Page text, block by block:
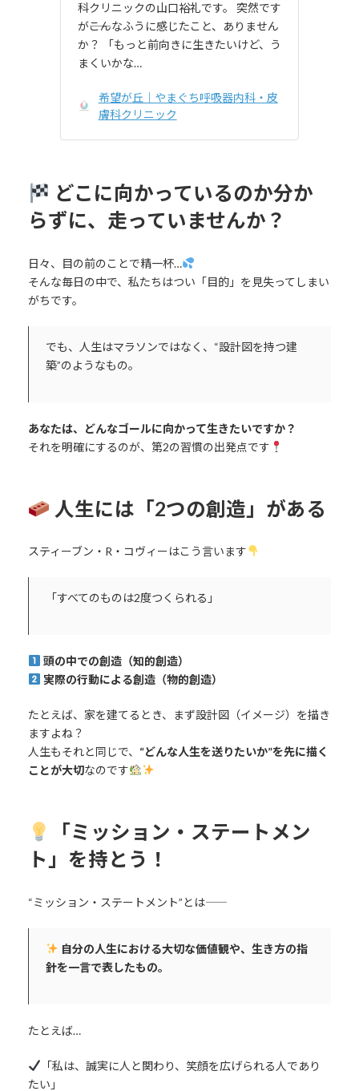
科クリニックの山口裕礼です。 突然です
が――こんなふうに感じたこと、ありません
か？ 「もっと前向きに生きたいけど、う
まくいかな…
希望が丘｜やまぐち呼吸器内科・皮
膚科クリニック
どこに向かっているのか分か
らずに、走っていませんか？
日々、目の前のことで精一杯…
そんな毎日の中で、私たちはつい「目的」を見失ってしまい
がちです。
でも、人生はマラソンではなく、“設計図を持つ建
築”のようなもの。
あなたは、どんなゴールに向かって生きたいですか？
それを明確にするのが、第2の習慣の出発点です
人生には「2つの創造」がある
スティーブン・R・コヴィーはこう言います
「すべてのものは2度つくられる」
頭の中での創造（知的創造）
実際の行動による創造（物的創造）
たとえば、家を建てるとき、まず設計図（イメージ）を描き
ますよね？
人生もそれと同じで、 “どんな人生を送りたいか”を先に描く
ことが大切なのです
「ミッション・ステートメン
ト」を持とう！
“ミッション・ステートメント”とは――
自分の人生における大切な価値観や、生き方の指
針を一言で表したもの。
たとえば…
「私は、誠実に人と関わり、笑顔を広げられる人であり
たい」